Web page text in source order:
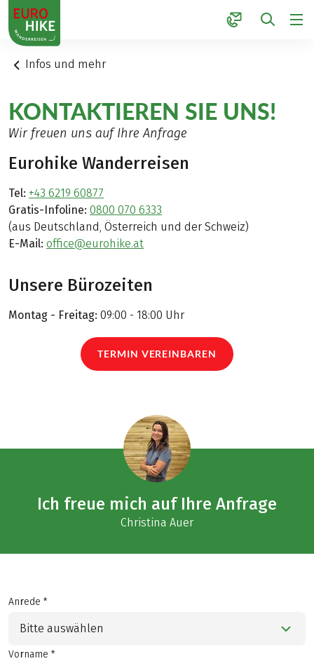
1
Infos und mehr
KONTAKTIEREN SIE UNS!
Wir freuen uns auf Ihre Anfrage
Eurohike Wanderreisen
Tel: +43 6219 60877
Gratis-Infoline: 0800 070 6333
(aus Deutschland, Österreich und der Schweiz)
E-Mail: office@eurohike.at
Unsere Bürozeiten
Montag - Freitag: 09:00 - 18:00 Uhr
TERMIN VEREINBAREN
Ich freue mich auf Ihre Anfrage
Christina Auer
Anrede *
Bitte auswählen
Vorname *